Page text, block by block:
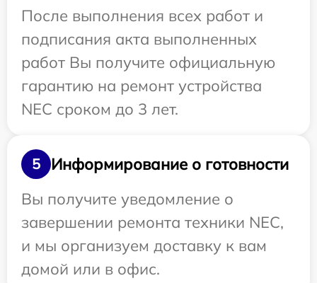
После выполнения всех работ и
подписания акта выполненных
работ Вы получите официальную
гарантию на ремонт устройства
NEC сроком до 3 лет.
5
Информирование о готовности
Вы получите уведомление о
завершении ремонта техники NEC,
и мы организуем доставку к вам
домой или в офис.